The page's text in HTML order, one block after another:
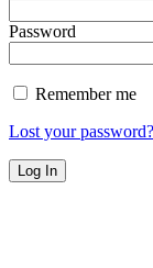
Password
Remember me
Lost your password?